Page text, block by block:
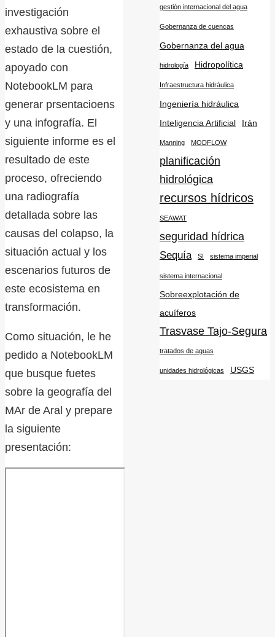
investigación
exhaustiva sobre el
estado de la cuestión,
apoyado con
NotebookLM para
generar prsentacioens
y una infografía. El
siguiente informe es el
resultado de este
proceso, ofreciendo
una radiografía
detallada sobre las
causas del colapso, la
situación actual y los
escenarios futuros de
este ecosistema en
transformación.
Como situación, le he
pedido a NotebookLM
que busque fuetes
sobre la geografía del
MAr de Aral y prepare
la siguiente
presentación:
gestión internacional del agua
Gobernanza de cuencas
Gobernanza del agua
hidrología Hidropolítica
Infraestructura hidráulica
Ingeniería hidráulica
Inteligencia Artificial
Irán
Manning MODFLOW
planificación
hidrológica
recursos hídricos
SEAWAT
seguridad hídrica
Sequía SI sistema imperial
sistema internacional
Sobreexplotación de
acuíferos
Trasvase Tajo-Segura
tratados de aguas
unidades hidrológicas USGS